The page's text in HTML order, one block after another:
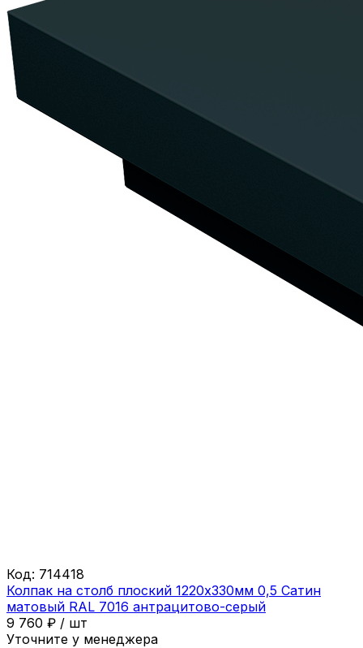
Код: 714418
Колпак на столб плоский 1220х330мм 0,5 Сатин
матовый RAL 7016 антрацитово-серый
9 760 ₽ / шт
Уточните у менеджера